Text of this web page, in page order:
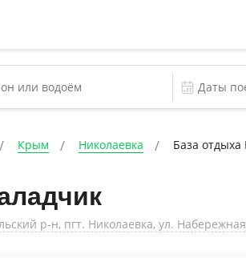
Крым Николаевка База
р-н, пгт. Николаевка, ул.